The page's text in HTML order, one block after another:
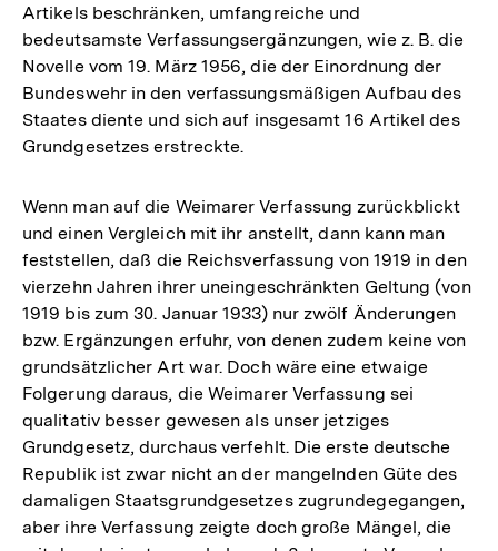
Artikels beschränken, umfangreiche und
bedeutsamste Verfassungsergänzungen, wie z. B. die
Novelle vom 19. März 1956, die der Einordnung der
Bundeswehr in den verfassungsmäßigen Aufbau des
Staates diente und sich auf insgesamt 16 Artikel des
Grundgesetzes erstreckte.
Wenn man auf die Weimarer Verfassung zurückblickt
und einen Vergleich mit ihr anstellt, dann kann man
feststellen, daß die Reichsverfassung von 1919 in den
vierzehn Jahren ihrer uneingeschränkten Geltung (von
1919 bis zum 30. Januar 1933) nur zwölf Änderungen
bzw. Ergänzungen erfuhr, von denen zudem keine von
grundsätzlicher Art war. Doch wäre eine etwaige
Folgerung daraus, die Weimarer Verfassung sei
qualitativ besser gewesen als unser jetziges
Grundgesetz, durchaus verfehlt. Die erste deutsche
Republik ist zwar nicht an der mangelnden Güte des
damaligen Staatsgrundgesetzes zugrundegegangen,
aber ihre Verfassung zeigte doch große Mängel, die